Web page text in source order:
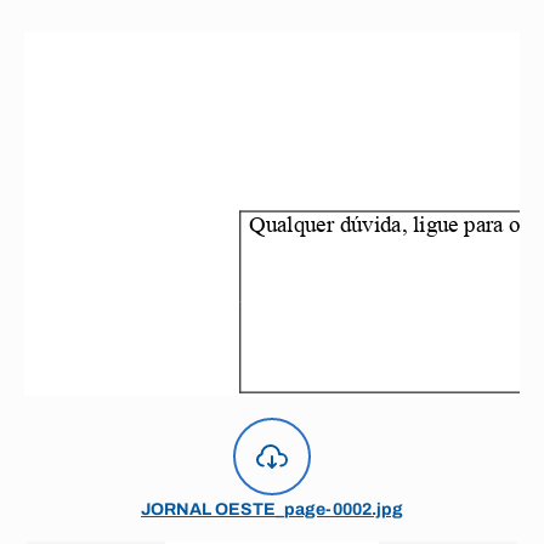
JORNAL OESTE_page-0002.jpg